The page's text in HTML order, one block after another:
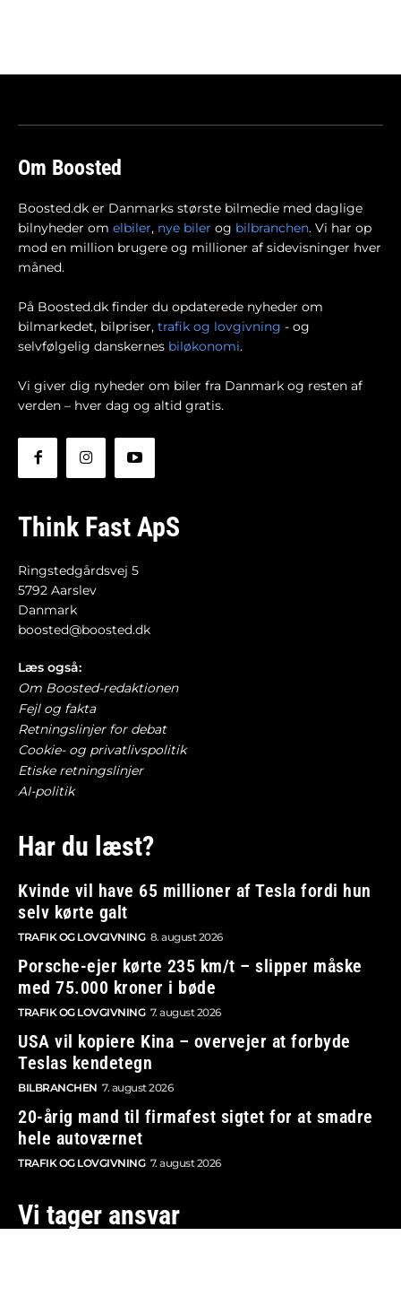
Om Boosted
Boosted.dk er Danmarks største bilmedie med daglige
bilnyheder om elbiler, nye biler og bilbranchen. Vi har op
mod en million brugere og millioner af sidevisninger hver
måned.
På Boosted.dk finder du opdaterede nyheder om
bilmarkedet, bilpriser, trafik og lovgivning - og
selvfølgelig danskernes biløkonomi.
Vi giver dig nyheder om biler fra Danmark og resten af
verden – hver dag og altid gratis.
Think Fast ApS
Ringstedgårdsvej 5
5792 Aarslev
Danmark
boosted@boosted.dk
Læs også:
Om Boosted-redaktionen
Fejl og fakta
Retningslinjer for debat
Cookie- og privatlivspolitik
Etiske retningslinjer
AI-politik
Har du læst?
Kvinde vil have 65 millioner af Tesla fordi hun
selv kørte galt
TRAFIK OG LOVGIVNING 8. august 2026
Porsche-ejer kørte 235 km/t – slipper måske
med 75.000 kroner i bøde
TRAFIK OG LOVGIVNING 7. august 2026
USA vil kopiere Kina – overvejer at forbyde
Teslas kendetegn
BILBRANCHEN 7. august 2026
20-årig mand til firmafest sigtet for at smadre
hele autoværnet
TRAFIK OG LOVGIVNING 7. august 2026
Vi tager ansvar